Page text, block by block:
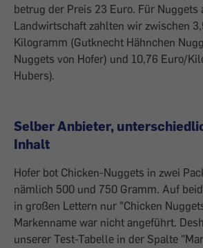
betrug der Preis 23 Euro. Für
Landwirtschaft zahlten wir zwischen
Kilogramm (Gutknecht Hähnchen
Nuggets von Hofer) und 10,76 Euro/
Hubers).
Selber Anbieter,
Inhalt
Hofer bot Chicken-Nuggets in zwei
nämlich 500 und 750 Gramm. Auf
in großen Lettern nur "Chicken
Markenname war nicht angeführt.
unserer Test-Tabelle in der Spalte